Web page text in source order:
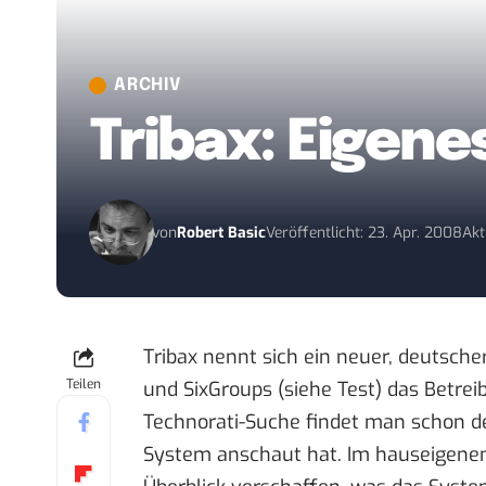
ARCHIV
Tribax:
vonRobert BasicVeröffentlicht: 23. Apr. 2008
Teilen
Tribax nennt sich ein neuer,
und SixGroups (siehe Test) das
Technorati-Suche findet man schon
System anschaut hat. Im